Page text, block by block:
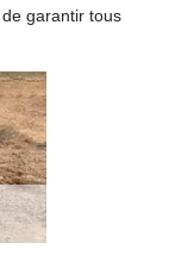
garantir tous